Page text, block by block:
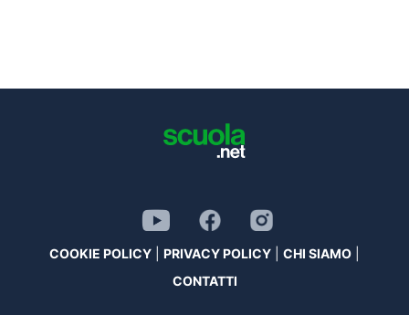
COOKIE POLICY PRIVACY POLICY CHI SIAMO
CONTATTI